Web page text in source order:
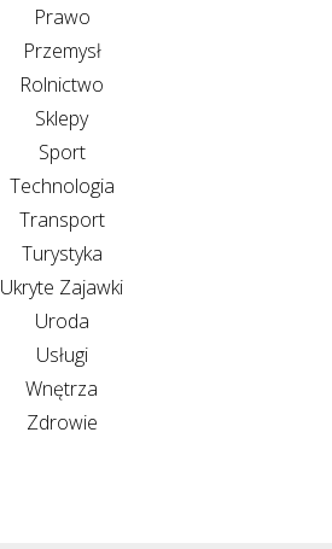
Prawo
Przemysł
Rolnictwo
Sklepy
Sport
Technologia
Transport
Turystyka
Ukryte Zajawki
Uroda
Usługi
Wnętrza
Zdrowie